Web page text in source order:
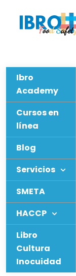
Ibro
Academy
Cursos en
línea
Blog
Servicios
SMETA
HACCP
Libro
Cultura
Inocuidad